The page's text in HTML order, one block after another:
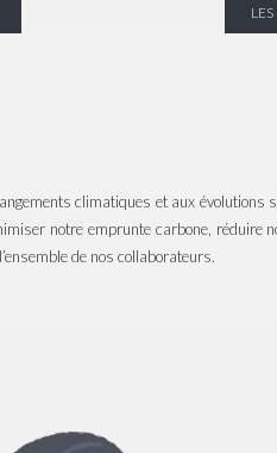
climatiques et aux évolutions
notre emprunte carbone, réduire
de nos collaborateurs.